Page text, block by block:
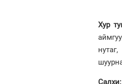
Хур
Салхи: